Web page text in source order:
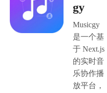
gy
Musicgy
是一个基
于 Next.js
的实时音
乐协作播
放平台，